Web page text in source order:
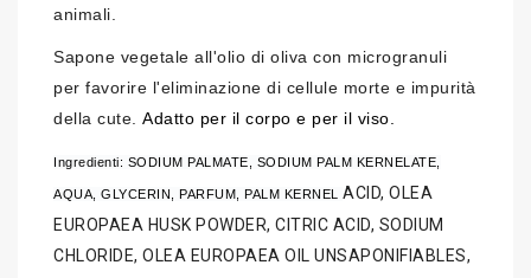
animali.
Sapone vegetale all'olio di oliva con microgranuli
per favorire l'eliminazione di cellule morte e impurità
della cute. Adatto per il corpo e per il viso.
Ingredienti: SODIUM PALMATE, SODIUM PALM KERNELATE,
AQUA, GLYCERIN, PARFUM, PALM KERNEL ACID, OLEA
EUROPAEA HUSK POWDER, CITRIC ACID, SODIUM
CHLORIDE, OLEA EUROPAEA OIL UNSAPONIFIABLES,